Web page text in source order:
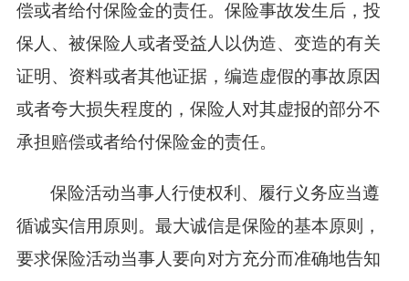
偿或者给付保险金的责任。保险事故发生后，投
保人、被保险人或者受益人以伪造、变造的有关
证明、资料或者其他证据，编造虚假的事故原因
或者夸大损失程度的，保险人对其虚报的部分不
承担赔偿或者给付保险金的责任。
保险活动当事人行使权利、履行义务应当遵
循诚实信用原则。最大诚信是保险的基本原则，
要求保险活动当事人要向对方充分而准确地告知